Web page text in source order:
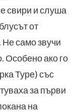
свири и слуша
от
само звучи
Особено ако го
Туре) със
за първи
на